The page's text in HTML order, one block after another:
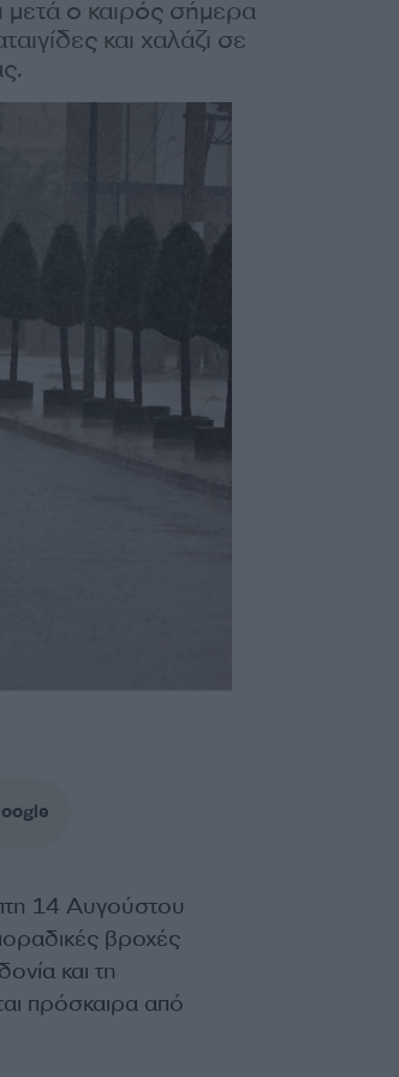
μετά ο καιρός σήμερα
και χαλάζι σε
14 Αυγούστου
βροχές
και τη
πρόσκαιρα από